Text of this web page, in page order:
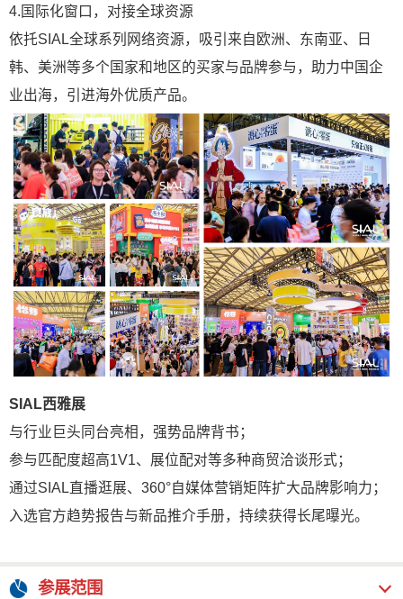
4.国际化窗口，对接全球资源
依托SIAL全球系列网络资源，吸引来自欧洲、东南亚、日
韩、美洲等多个国家和地区的买家与品牌参与，助力中国企
业出海，引进海外优质产品。
SIAL西雅展
与行业巨头同台亮相，强势品牌背书；
参与匹配度超高1V1、展位配对等多种商贸洽谈形式；
通过SIAL直播逛展、360°自媒体营销矩阵扩大品牌影响力；
入选官方趋势报告与新品推介手册，持续获得长尾曝光。
参展范围